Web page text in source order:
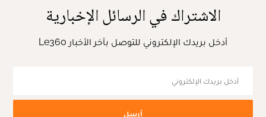
الاشتراك في الرسائل الإخبارية
أدخل بريدك الإلكتروني للتوصل بآخر الأخبار Le360
أرسل